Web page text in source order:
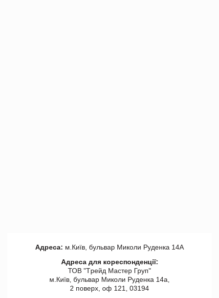
Адреса: м.Київ, бульвар Миколи Руденка 14А
Адреса для кореспонденції:
ТОВ "Tрейд Мастер Груп"
м.Київ, бульвар Миколи Руденка 14а,
2 поверх, оф 121, 03194